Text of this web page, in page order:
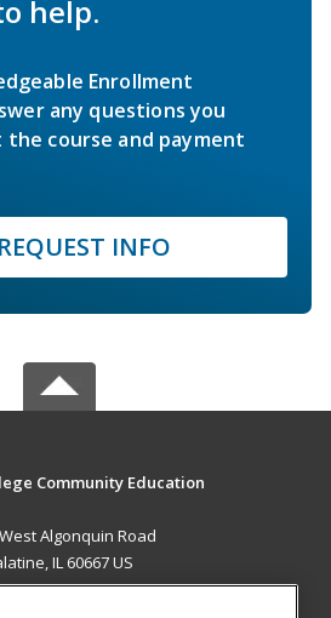
help.
Enrollment
any questions you
course and payment
REQUEST INFO
Community Education
Algonquin Road
IL 60667 US